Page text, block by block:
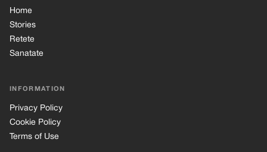
Home
Stories
Retete
Sanatate
INFORMATION
Privacy Policy
Cookie Policy
Terms of Use